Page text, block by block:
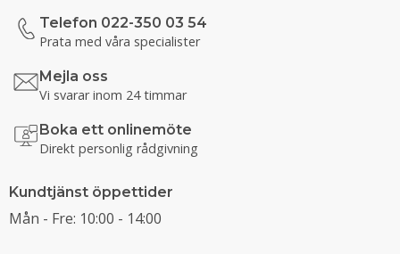
Telefon 022-350 03 54
Prata med våra specialister
Mejla oss
Vi svarar inom 24 timmar
Boka ett onlinemöte
Direkt personlig rådgivning
Kundtjänst öppettider
Mån - Fre: 10:00 - 14:00